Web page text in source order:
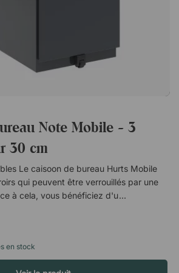
Note Mobile - 3
30 cm
Le caisoon de bureau Hurts Mobile
qui peuvent être verrouillés par une
à cela, vous bénéficiez d'un stockage
travail. Tiroir adapté pour dossiers
est spécialement adapté pour
suspendus de format A4. Vous
de l'avant du tiroir à l'arrière du tiroir,
en stock